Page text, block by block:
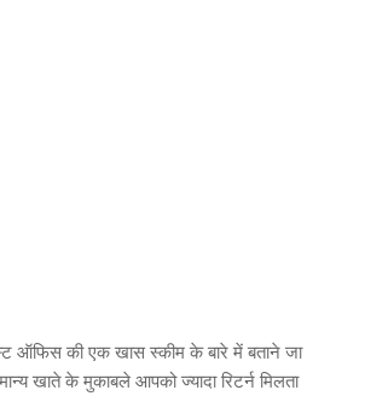
ऑफिस की एक खास स्कीम के बारे में बताने जा
खाते के मुकाबले आपको ज्यादा रिटर्न मिलता